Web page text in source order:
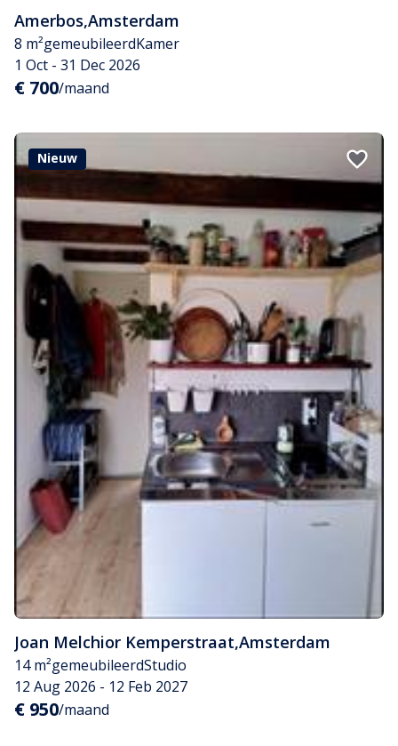
Amerbos,Amsterdam
8 m²gemeubileerdKamer
1 Oct - 31 Dec 2026
€ 700/maand
Nieuw
Joan Melchior Kemperstraat,Amsterdam
14 m²gemeubileerdStudio
12 Aug 2026 - 12 Feb 2027
€ 950/maand